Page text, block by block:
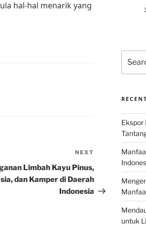
hal-hal menarik yang
NEXT
Limbah Kayu Pinus,
dan Kamper di Daerah
Indonesia
for:
Ekspor
untuk